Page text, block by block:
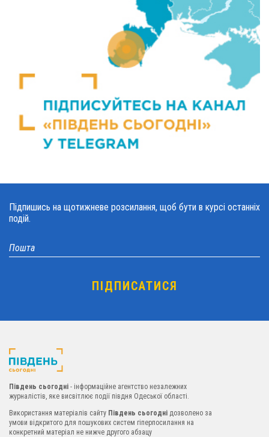
Підпишись на щотижневе розсилання, щоб бути в курсі останніх
подій.
Південь сьогодні - інформаційне агентство незалежних
журналістів, яке висвітлює події півдня Одеської області.
Використання матеріалів сайту Південь сьогодні дозволено за
умови відкритого для пошукових систем гіперпосилання на
конкретний матеріал не нижче другого абзацу